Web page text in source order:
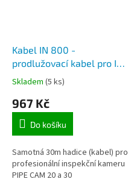
Kabel IN 800 -
prodlužovací kabel pro IN
CAM 800
Skladem (5 ks)
967 Kč
Do košíku
Samotná 30m hadice (kabel) pro
profesionální inspekční kameru
PIPE CAM 20 a 30